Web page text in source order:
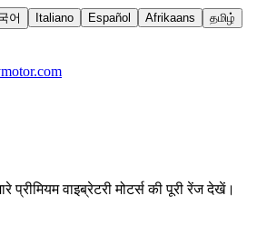
어 Italiano Español Afrikaans தமிழ்
प्रीमियम वाइब्रेटरी मोटर्स की पूरी रेंज देखें।